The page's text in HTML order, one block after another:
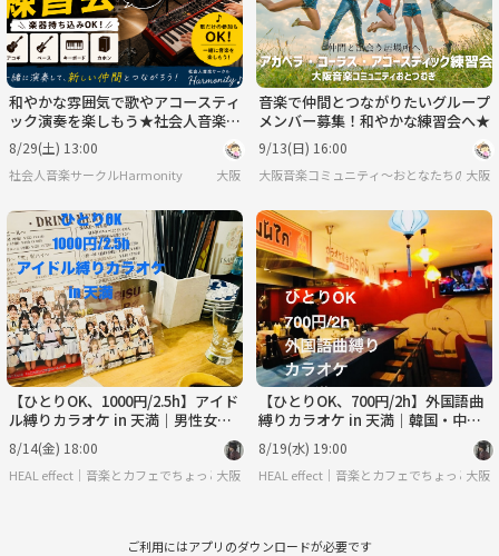
和やかな雰囲気で歌やアコースティ
ック演奏を楽しもう★社会人音楽サ
ークル練習会
8/29(土) 13:00
社会人音楽サークルHarmonity 大阪
音楽で仲間とつながりたいグループ
メンバー募集！和やかな練習会へ★
9/13(日) 16:00
大阪音楽コミュニティ～おとなたちの放課
大阪
【ひとりOK、1000円/2.5h】アイド
ル縛りカラオケ in 天満｜男性女性
アイドル問わず
8/14(金) 18:00
HEAL effect｜音楽とカフェでちょっと楽になる会
大阪
【ひとりOK、700円/2h】外国語曲
縛りカラオケ in 天満｜韓国・中
国、外人風ワケあり曲OK
8/19(水) 19:00
HEAL effect｜音楽とカフェでちょっと楽に
大阪
ご利用にはアプリのダウンロードが必要です